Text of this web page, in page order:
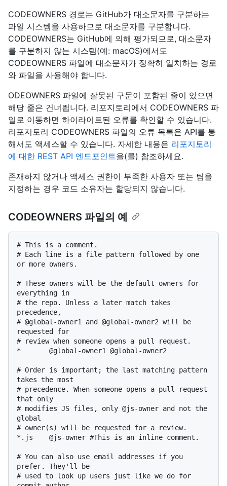
CODEOWNERS 경로는 GitHub가 대소문자를 구분하는
파일 시스템을 사용하므로 대소문자를 구분합니다.
CODEOWNERS는 GitHub에 의해 평가되므로, 대소문자
를 구분하지 않는 시스템(예: macOS)에서도
CODEOWNERS 파일에 대소문자가 정확히 일치하는 경로
와 파일을 사용해야 합니다.
ODEOWNERS 파일에 잘못된 구문이 포함된 줄이 있으면
해당 줄은 건너뜁니다. 리포지토리에서 CODEOWNERS 파
일로 이동하면 하이라이트된 오류를 확인할 수 있습니다.
리포지토리 CODEOWNERS 파일의 오류 목록은 API를 통
해서도 액세스할 수 있습니다. 자세한 내용은 리포지토리
에 대한 REST API 엔드포인트을(를) 참조하세요.
존재하지 않거나 액세스 권한이 부족한 사용자 또는 팀을
지정하는 경우 코드 소유자는 할당되지 않습니다.
CODEOWNERS 파일의 예
# This is a comment.
# Each line is a file pattern followed by one
or more owners.
# These owners will be the default owners for
everything in
# the repo. Unless a later match takes
precedence,
# @global-owner1 and @global-owner2 will be
requested for
# review when someone opens a pull request.
*       @global-owner1 @global-owner2
# Order is important; the last matching pattern
takes the most
# precedence. When someone opens a pull request
that only
# modifies JS files, only @js-owner and not the
global
# owner(s) will be requested for a review.
*.js    @js-owner #This is an inline comment.
# You can also use email addresses if you
prefer. They'll be
# used to look up users just like we do for